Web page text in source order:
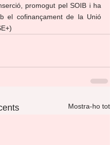
promogut pel SOIB i ha
el cofinançament de la Unió
Mostra-ho tot